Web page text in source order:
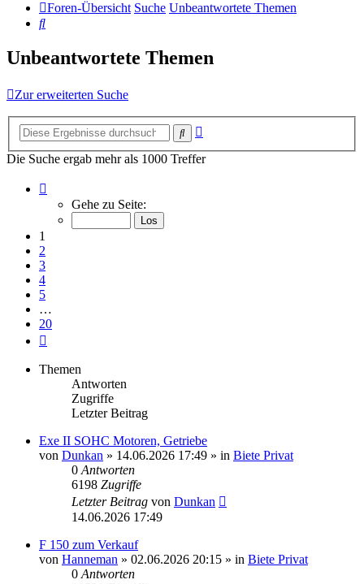
Foren-Übersicht Suche Unbeantwortete Themen
Suche
Unbeantwortete Themen
Zur erweiterten Suche
Suche
Die Suche ergab mehr als 1000 Treffer
von
Gehe zu Seite:
1
2
3
4
5
…
20
Themen
Antworten
Zugriffe
Letzter Beitrag
Exe II SOHC Motoren, Getriebe
von Dunkan » 14.06.2026 17:49 » in Biete Privat
0 Antworten
6198 Zugriffe
Letzter Beitrag von Dunkan
14.06.2026 17:49
F 150 zum Verkauf
von Hanneman » 02.06.2026 20:15 » in Biete Privat
0 Antworten